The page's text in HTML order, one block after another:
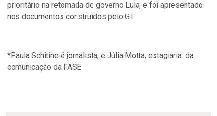
prioritário na retomada do governo Lula, e foi apresentado
nos documentos construídos pelo GT.
*Paula Schitine é jornalista, e Júlia Motta, estagiaria da
comunicação da FASE